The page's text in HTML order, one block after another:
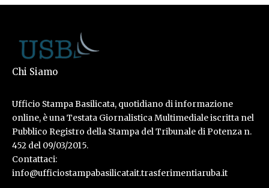
Chi Siamo
Ufficio Stampa Basilicata, quotidiano di informazione
online, è una Testata Giornalistica Multimediale iscritta nel
Pubblico Registro della Stampa del Tribunale di Potenza n.
452 del 09/03/2015.
Contattaci:
info@ufficiostampabasilicatait.trasferimentiaruba.it